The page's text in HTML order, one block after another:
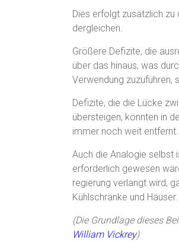
Dies erfolgt zusätzlich zu
dergleichen.
Größere Defizite, die
über das hinaus, was
Verwendung zuzuführen,
Defizite, die die Lücke
übersteigen, könnten in
immer noch weit entfernt.
Auch die Analogie selbst
erforderlich gewesen
regierung verlangt wird,
Kühlschränke und Häuser.
(Die Grundlage dieses
William Vickrey)